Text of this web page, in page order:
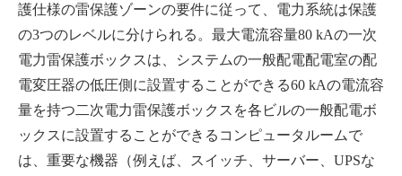
護仕様の雷保護ゾーンの要件に従って、電力系統は保護
の3つのレベルに分けられる。最大電流容量80 kAの一次
電力雷保護ボックスは、システムの一般配電配電室の配
電変圧器の低圧側に設置することができる60 kAの電流容
量を持つ二次電力雷保護ボックスを各ビルの一般配電ボ
ックスに設置することができるコンピュータルームで
は、重要な機器（例えば、スイッチ、サーバー、UPSな